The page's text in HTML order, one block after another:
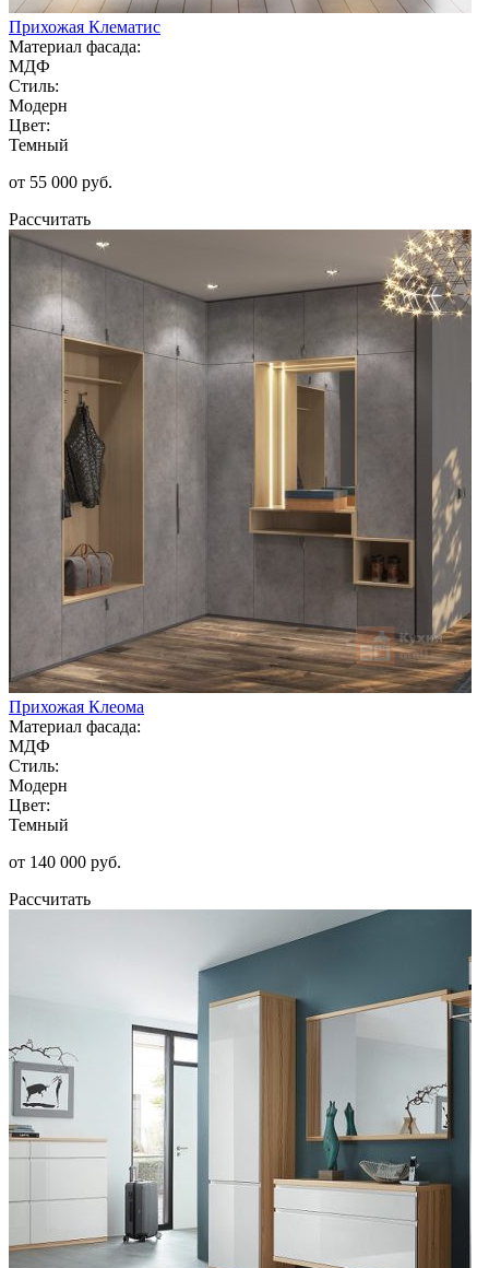
Прихожая Клематис
Материал фасада:
МДФ
Стиль:
Модерн
Цвет:
Темный
от 55 000 руб.
Рассчитать
Прихожая Клеома
Материал фасада:
МДФ
Стиль:
Модерн
Цвет:
Темный
от 140 000 руб.
Рассчитать